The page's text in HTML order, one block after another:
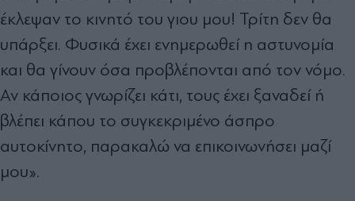
έκλεψαν το κινητό του γιου μου! Τρίτη δεν θα
υπάρξει. Φυσικά έχει ενημερωθεί η αστυνομία
και θα γίνουν όσα προβλέπονται από τον νόμο.
Αν κάποιος γνωρίζει κάτι, τους έχει ξαναδεί ή
βλέπει κάπου το συγκεκριμένο άσπρο
αυτοκίνητο, παρακαλώ να επικοινωνήσει μαζί
μου».